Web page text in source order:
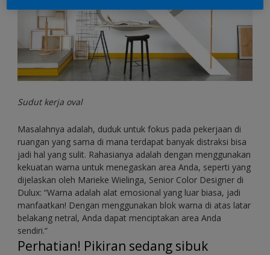
Sudut kerja oval
Masalahnya adalah, duduk untuk fokus pada pekerjaan di
ruangan yang sama di mana terdapat banyak distraksi bisa
jadi hal yang sulit. Rahasianya adalah dengan menggunakan
kekuatan warna untuk menegaskan area Anda, seperti yang
dijelaskan oleh Marieke Wielinga, Senior Color Designer di
Dulux: “Warna adalah alat emosional yang luar biasa, jadi
manfaatkan! Dengan menggunakan blok warna di atas latar
belakang netral, Anda dapat menciptakan area Anda
sendiri.“
Perhatian! Pikiran sedang sibuk